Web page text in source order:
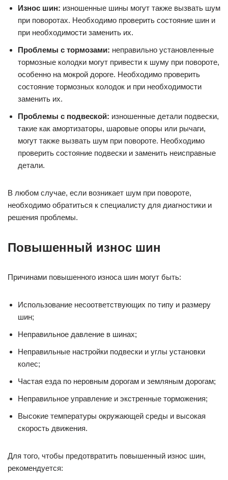
Износ шин: изношенные шины могут также вызвать шум
при поворотах. Необходимо проверить состояние шин и
при необходимости заменить их.
Проблемы с тормозами: неправильно установленные
тормозные колодки могут привести к шуму при повороте,
особенно на мокрой дороге. Необходимо проверить
состояние тормозных колодок и при необходимости
заменить их.
Проблемы с подвеской: изношенные детали подвески,
такие как амортизаторы, шаровые опоры или рычаги,
могут также вызвать шум при повороте. Необходимо
проверить состояние подвески и заменить неисправные
детали.
В любом случае, если возникает шум при повороте,
необходимо обратиться к специалисту для диагностики и
решения проблемы.
Повышенный износ шин
Причинами повышенного износа шин могут быть:
Использование несоответствующих по типу и размеру
шин;
Неправильное давление в шинах;
Неправильные настройки подвески и углы установки
колес;
Частая езда по неровным дорогам и земляным дорогам;
Неправильное управление и экстренные торможения;
Высокие температуры окружающей среды и высокая
скорость движения.
Для того, чтобы предотвратить повышенный износ шин,
рекомендуется: